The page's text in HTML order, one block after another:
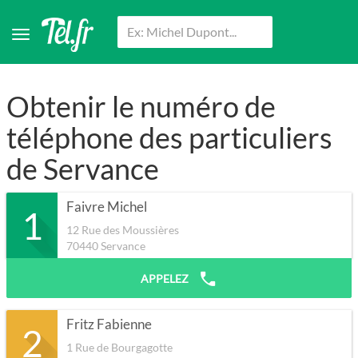
Obtenir le numéro de
téléphone des particuliers
de Servance
1 Faivre Michel
12 Rue des Moussières
70440Servance
APPELEZ
2 Fritz Fabienne
1 Rue de Bourgagotte